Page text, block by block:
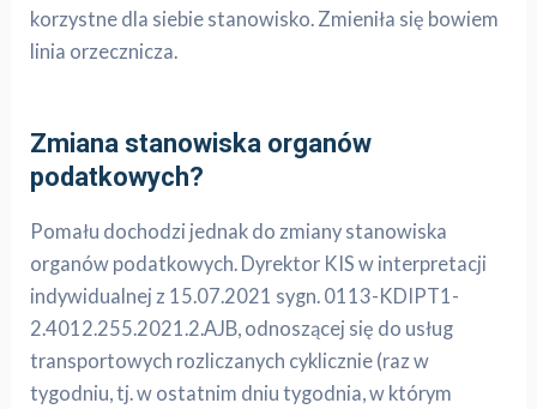
korzystne dla siebie stanowisko. Zmieniła się bowiem
linia orzecznicza.
Zmiana stanowiska organów
podatkowych?
Pomału dochodzi jednak do zmiany stanowiska
organów podatkowych. Dyrektor KIS w interpretacji
indywidualnej z 15.07.2021 sygn. 0113-KDIPT1-
2.4012.255.2021.2.AJB, odnoszącej się do usług
transportowych rozliczanych cyklicznie (raz w
tygodniu, tj. w ostatnim dniu tygodnia, w którym